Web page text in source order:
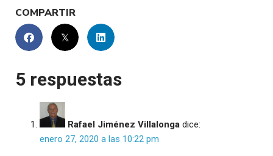
COMPARTIR
5 respuestas
Rafael Jiménez Villalonga dice:
enero 27, 2020 a las 10:22 pm